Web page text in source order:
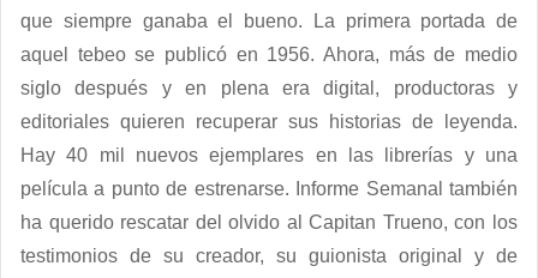
que siempre ganaba el bueno. La primera portada de
aquel tebeo se publicó en 1956. Ahora, más de medio
siglo después y en plena era digital, productoras y
editoriales quieren recuperar sus historias de leyenda.
Hay 40 mil nuevos ejemplares en las librerías y una
película a punto de estrenarse. Informe Semanal también
ha querido rescatar del olvido al Capitan Trueno, con los
testimonios de su creador, su guionista original y de